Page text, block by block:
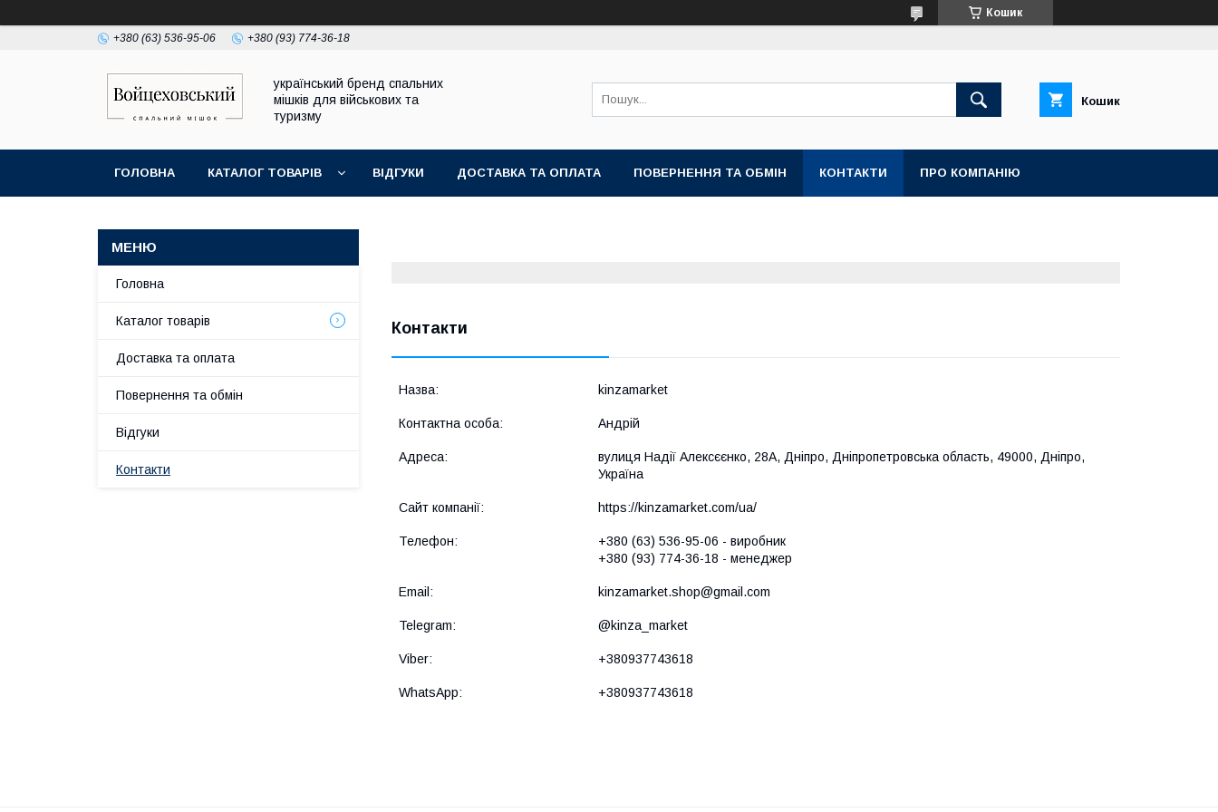
Кошик
+380 (63) 536-95-06 +380 (93) 774-36-18
український бренд спальних
мішків для військових та
туризму
Кошик
ГОЛОВНА КАТАЛОГ ТОВАРІВ ВІДГУКИ ДОСТАВКА ТА ОПЛАТА ПОВЕРНЕННЯ ТА ОБМІН КОНТАКТИ ПРО КОМПАНІЮ
Контакти
kinzamarket
Андрій
вулиця Надії Алексєєнко, 28А, Дніпро, Дніпропетровська область, 49000, Дніпро,
Україна
https://kinzamarket.com/ua/
+380 (63) 536-95-06
виробник
+380 (93) 774-36-18
менеджер
kinzamarket.shop@gmail.com
@kinza_market
+380937743618
+380937743618
Головна
Каталог товарів
Доставка та оплата
Повернення та обмін
Відгуки
Контакти